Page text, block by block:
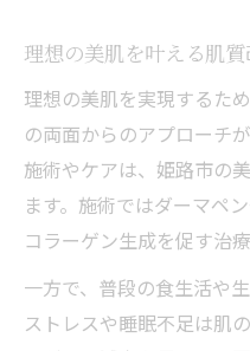
肌質改善を実感
ント
毎日続ける肌質
肌質改善におすす
肌質改善に効果
美容医療で叶え
肌質改善を実現
美容医療による
理想の美肌を叶える肌
理想の美肌を実現するた
の両面からのアプローチ
施術やケアは、姫路市の
ます。施術ではダーマペ
コラーゲン生成を促す治療
一方で、普段の食生活や
ストレスや睡眠不足は肌